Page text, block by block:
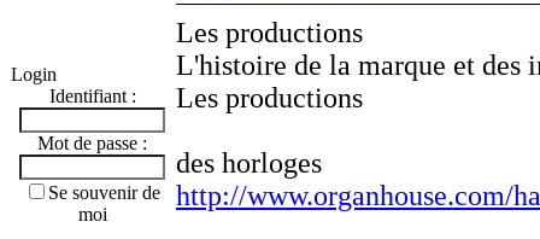
Login
Identifiant :
Mot de passe :
Se souvenir de
moi
Les productions
L'histoire de la marque et des
Les productions
des horloges
http://www.organhouse.com/